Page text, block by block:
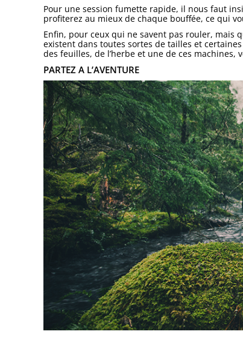
Pour une session fumette rapide, il nous faut
profiterez au mieux de chaque bouffée, ce qui
Enfin, pour ceux qui ne savent pas rouler,
existent dans toutes sortes de tailles et
des feuilles, de l’herbe et une de ces
PARTEZ A L’AVENTURE